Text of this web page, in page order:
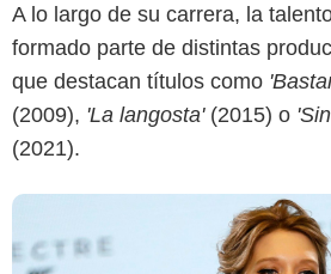
A lo largo de su carrera, la
formado parte de distintas
que destacan títulos como
(2009), 'La langosta'(2015) o
(2021).